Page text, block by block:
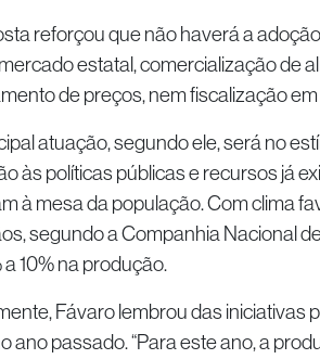
reforçou que não haverá a
estatal, comercialização de
de preços, nem fiscalização
atuação, segundo ele, será no
às políticas públicas e recursos já
à mesa da população. Com clima
segundo a Companhia Nacional
a 10% na produção.
Fávaro lembrou das iniciativas
ano passado. “Para este ano, a